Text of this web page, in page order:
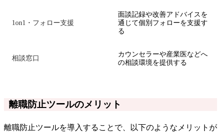
1on1・フォロー支援
面談記録や改善アドバイスを
通じて個別フォローを支援す
る
相談窓口
カウンセラーや産業医などへ
の相談環境を提供する
離職防止ツールのメリット
離職防止ツールを導入することで、以下のようなメリットが